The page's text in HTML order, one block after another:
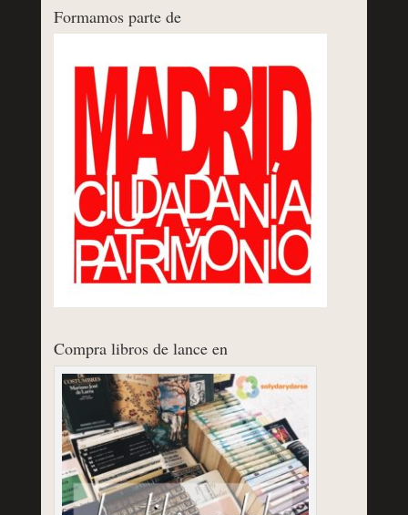
Formamos parte de
Compra libros de lance en